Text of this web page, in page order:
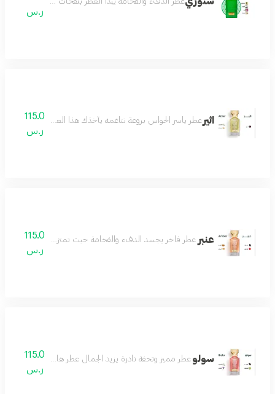
ر.س
اثير عطر ياسر الحواس بروعة تناغمه يأخذك هذا العطر في رحلة من
115.0
ر.س
عنبر عطر فاخر يجسد الدفء والفخامة حيث تمتزج نفحات العنبر
115.0
ر.س
سولو عطر مميز وتحفة نادرة يزيد الجمال عطر هادئ لطيف رائع
115.0
ر.س